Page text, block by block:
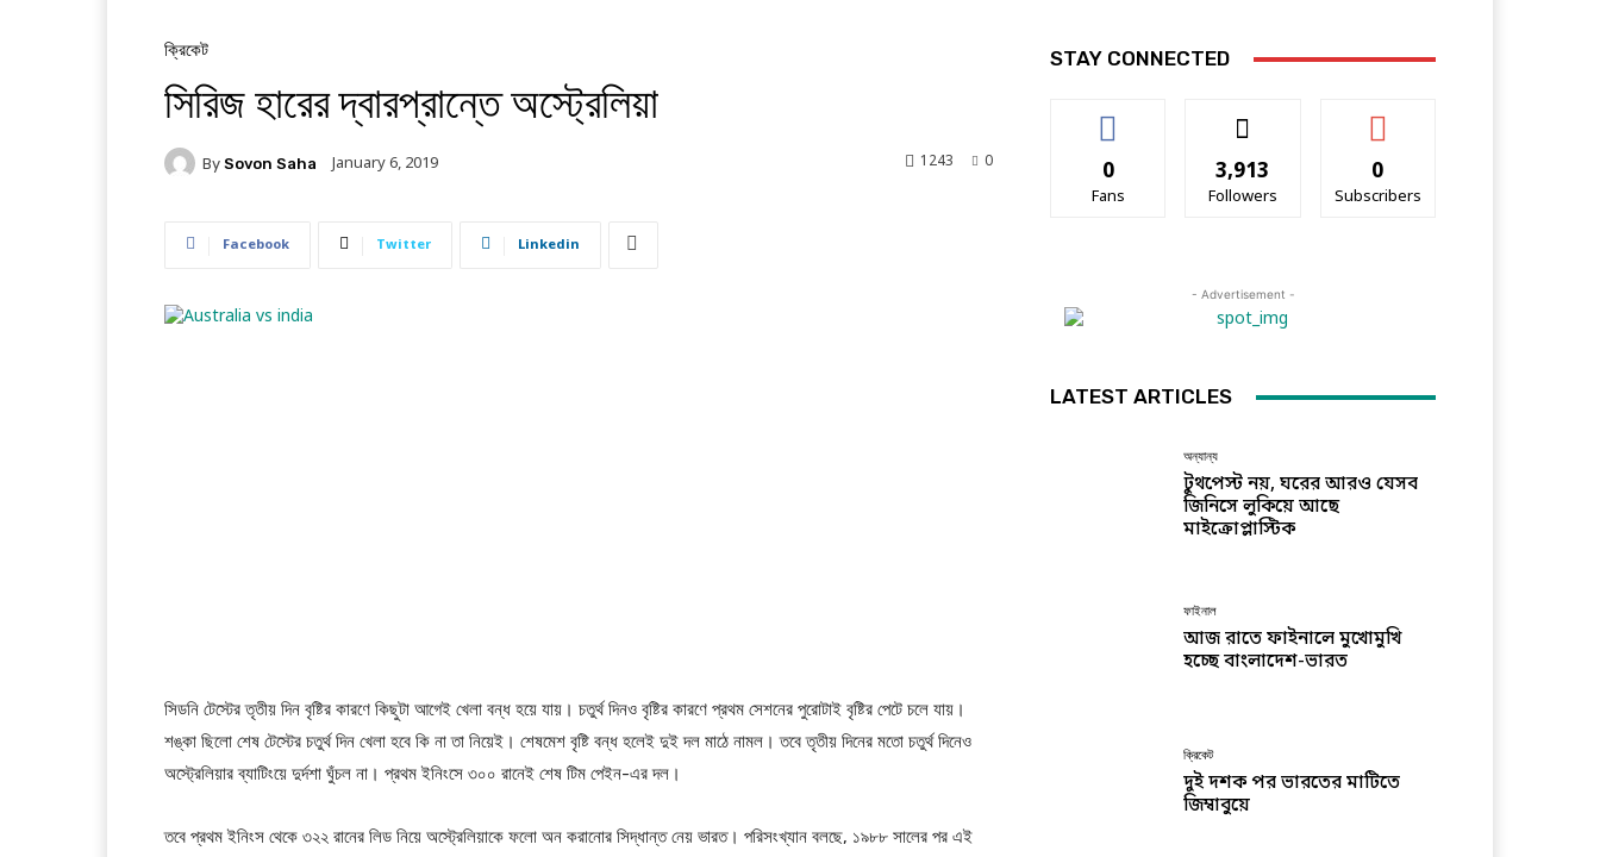
ক্রিকেট
সিরিজ হারের দ্বারপ্রান্তে অস্ট্রেলিয়া
By Sovon Saha January 6, 2019 0
1243
Facebook Twitter Linkedin
সিডনি টেস্টের তৃতীয় দিন বৃষ্টির কারণে কিছুটা আগেই খেলা বন্ধ হয়ে যায়। চতুর্থ দিনও বৃষ্টির কারণে প্রথম সেশনের পুরোটাই বৃষ্টির পেটে চলে যায়।
শঙ্কা ছিলো শেষ টেস্টের চতুর্থ দিন খেলা হবে কি না তা নিয়েই। শেষমেশ বৃষ্টি বন্ধ হলেই দুই দল মাঠে নামল। তবে তৃতীয় দিনের মতো চতুর্থ দিনেও
অস্ট্রেলিয়ার ব্যাটিংয়ে দুর্দশা ঘুঁচল না। প্রথম ইনিংসে ৩০০ রানেই শেষ টিম পেইন-এর দল।
তবে প্রথম ইনিংস থেকে ৩২২ রানের লিড নিয়ে অস্ট্রেলিয়াকে ফলো অন করানোর সিদ্ধান্ত নেয় ভারত। পরিসংখ্যান বলছে, ১৯৮৮ সালের পর এই
STAY CONNECTED
0
Fans
3,913
Followers
0
Subscribers
- Advertisement -
LATEST ARTICLES
অন্যান্য
টুথপেস্ট নয়, ঘরের আরও যেসব
জিনিসে লুকিয়ে আছে
মাইক্রোপ্লাস্টিক
ফাইনাল
আজ রাতে ফাইনালে মুখোমুখি
হচ্ছে বাংলাদেশ-ভারত
ক্রিকেট
দুই দশক পর ভারতের মাটিতে
জিম্বাবুয়ে